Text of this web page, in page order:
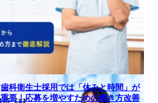
歯科衛生士採用では「休みと時間」が
重要｜応募を増やすための働き方改善